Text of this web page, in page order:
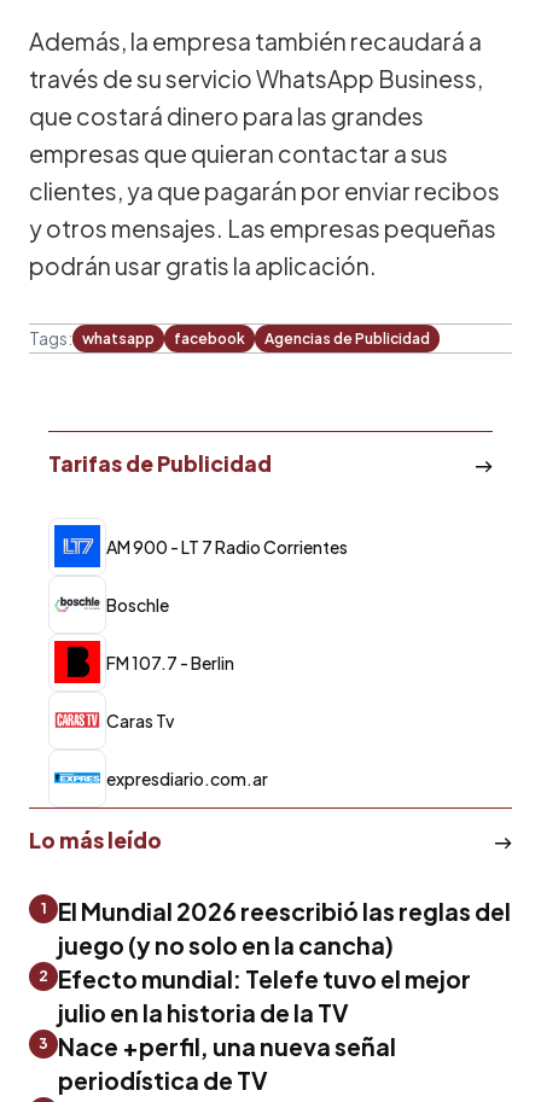
Además, la empresa también recaudará a
través de su servicio WhatsApp Business,
que costará dinero para las grandes
empresas que quieran contactar a sus
clientes, ya que pagarán por enviar recibos
y otros mensajes. Las empresas pequeñas
podrán usar gratis la aplicación.
Tags: whatsapp facebook Agencias de Publicidad
Tarifas de Publicidad
AM 900 - LT 7 Radio Corrientes
Boschle
FM 107.7 - Berlin
Caras Tv
expresdiario.com.ar
Lo más leído
1
El Mundial 2026 reescribió las reglas del
juego (y no solo en la cancha)
2
Efecto mundial: Telefe tuvo el mejor
julio en la historia de la TV
3
Nace +perfil, una nueva señal
periodística de TV